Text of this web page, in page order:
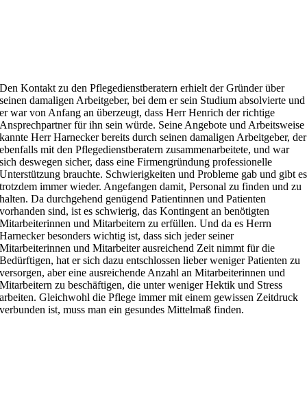
Den Kontakt zu den Pflegedienstberatern erhielt der Gründer über
seinen damaligen Arbeitgeber, bei dem er sein Studium absolvierte und
er war von Anfang an überzeugt, dass Herr Henrich der richtige
Ansprechpartner für ihn sein würde. Seine Angebote und Arbeitsweise
kannte Herr Harnecker bereits durch seinen damaligen Arbeitgeber, der
ebenfalls mit den Pflegedienstberatern zusammenarbeitete, und war
sich deswegen sicher, dass eine Firmengründung professionelle
Unterstützung brauchte. Schwierigkeiten und Probleme gab und gibt es
trotzdem immer wieder. Angefangen damit, Personal zu finden und zu
halten. Da durchgehend genügend Patientinnen und Patienten
vorhanden sind, ist es schwierig, das Kontingent an benötigten
Mitarbeiterinnen und Mitarbeitern zu erfüllen. Und da es Herrn
Harnecker besonders wichtig ist, dass sich jeder seiner
Mitarbeiterinnen und Mitarbeiter ausreichend Zeit nimmt für die
Bedürftigen, hat er sich dazu entschlossen lieber weniger Patienten zu
versorgen, aber eine ausreichende Anzahl an Mitarbeiterinnen und
Mitarbeitern zu beschäftigen, die unter weniger Hektik und Stress
arbeiten. Gleichwohl die Pflege immer mit einem gewissen Zeitdruck
verbunden ist, muss man ein gesundes Mittelmaß finden.